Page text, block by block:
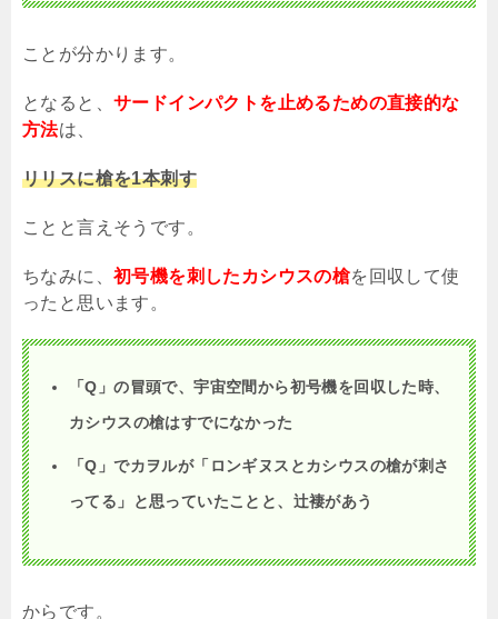
ことが分かります。
となると、 サードインパクトを止めるための直接的な
方法は、
リリスに槍を1本刺す
ことと言えそうです。
ちなみに、 初号機を刺したカシウスの槍を回収して使
ったと思います。
「Q」の冒頭で、宇宙空間から初号機を回収した時、
カシウスの槍はすでになかった
「Q」でカヲルが「ロンギヌスとカシウスの槍が刺さ
ってる」と思っていたことと、辻褄があう
からです。